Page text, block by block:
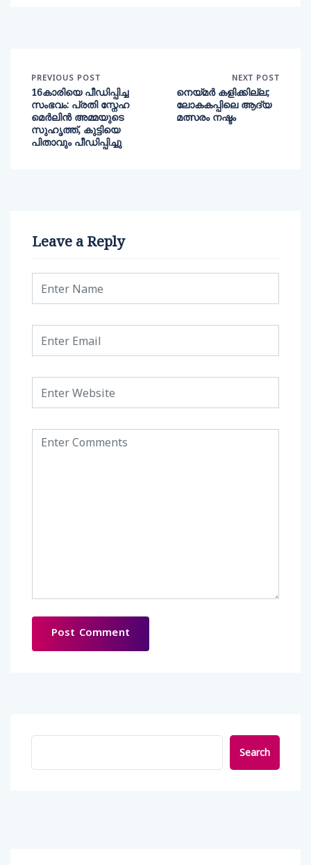
PREVIOUS POST
16കാരിയെ പീഡിപ്പിച്ച
സംഭവം: പ്രതി സ്നേഹ
മെര്‍ലിന്‍ അമ്മയുടെ
സുഹൃത്ത്, കുട്ടിയെ
പിതാവും പീഡിപ്പിച്ചു
NEXT POST
നെയ്മർ കളിക്കില്ല;
ലോകകപ്പിലെ ആദ്യ
മത്സരം നഷ്ടം
Leave a Reply
Search